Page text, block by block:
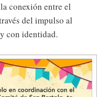
conexión entre el
del impulso al
con identidad.